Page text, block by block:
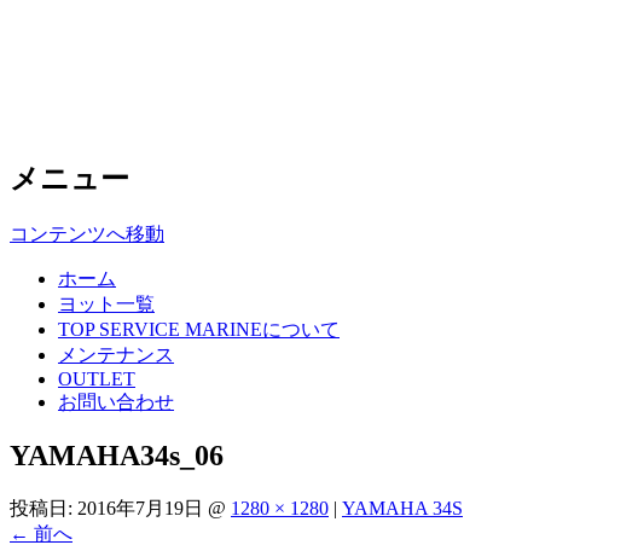
メニュー
コンテンツへ移動
ホーム
ヨット一覧
TOP SERVICE MARINEについて
メンテナンス
OUTLET
お問い合わせ
YAMAHA34s_06
投稿日: 2016年7月19日 @ 1280 × 1280 | YAMAHA 34S
← 前へ